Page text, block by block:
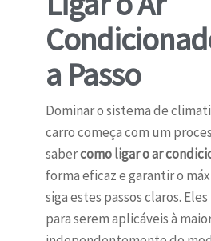
a Passo
Dominar o sistema de
carro começa com um
sabercomo ligar o ar
forma eficaz e garantir o
siga estes passos claros.
para serem aplicáveis à